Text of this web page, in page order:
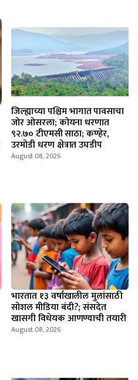
जिल्ह्याच्या पश्चिम भागात पावसाचा
जोर ओसरला; कोयना धरणात
९२.७० टीएमसी साठा; कण्हेर,
उरमोडी धरण क्षेत्रात उघडीप
August 08, 2026
भारतात १३ वर्षाखालील मुलांसाठी
सोशल मीडिया बंदी?; संसदेत
खासगी विधेयक आणण्याची तयारी
August 08, 2026